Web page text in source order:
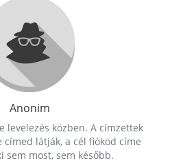
Anonim
levelezés közben. A címzettek
címed látják, a cél fiókod címe
sem most, sem később.